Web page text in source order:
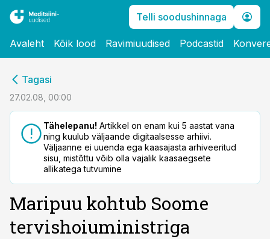
Telli soodushinnaga
Avaleht Kõik lood Ravimiuudised Podcastid
Tagasi
27.02.08, 00:00
Tähelepanu! Artikkel on enam kui 5 aastat vana
ning kuulub väljaande digitaalsesse arhiivi.
Väljaanne ei uuenda ega kaasajasta arhiveeritud
sisu, mistõttu võib olla vajalik kaasaegsete
allikatega tutvumine
Maripuu kohtub Soome
tervishoiuministriga